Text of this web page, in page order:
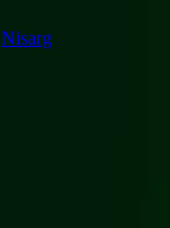
Nisarg